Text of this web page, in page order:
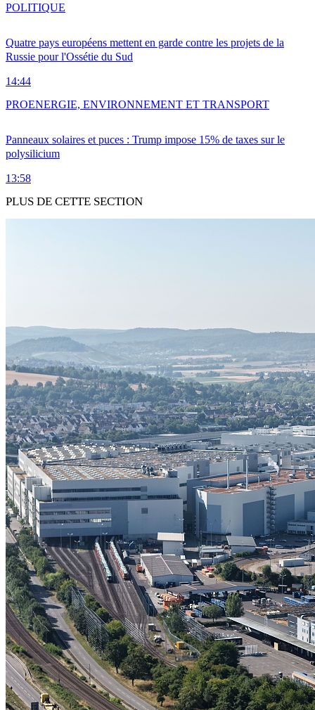
Quatre pays européens mettent en garde contre les projets de la
Russie pour l'Ossétie du Sud
14:44
POLITIQUE
Panneaux solaires et puces : Trump impose 15% de taxes sur le
polysilicium
13:58
PROENERGIE, ENVIRONNEMENT ET TRANSPORT
PLUS DE CETTE SECTION